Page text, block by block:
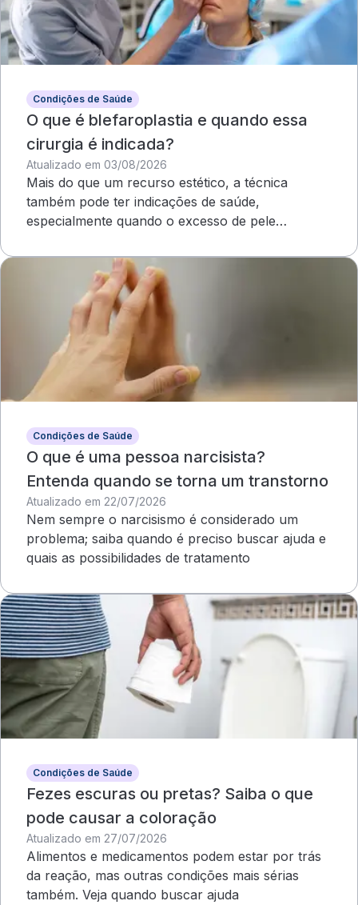
Condições de Saúde
O que é blefaroplastia e quando essa
cirurgia é indicada?
Atualizado em 03/08/2026
Mais do que um recurso estético, a técnica
também pode ter indicações de saúde,
especialmente quando o excesso de pele
Condições de Saúde
O que é uma pessoa narcisista?
Entenda quando se torna um transtorno
Atualizado em 22/07/2026
Nem sempre o narcisismo é considerado um
problema; saiba quando é preciso buscar ajuda e
quais as possibilidades de tratamento
Condições de Saúde
Fezes escuras ou pretas? Saiba o que
pode causar a coloração
Atualizado em 27/07/2026
Alimentos e medicamentos podem estar por trás
da reação, mas outras condições mais sérias
também. Veja quando buscar ajuda